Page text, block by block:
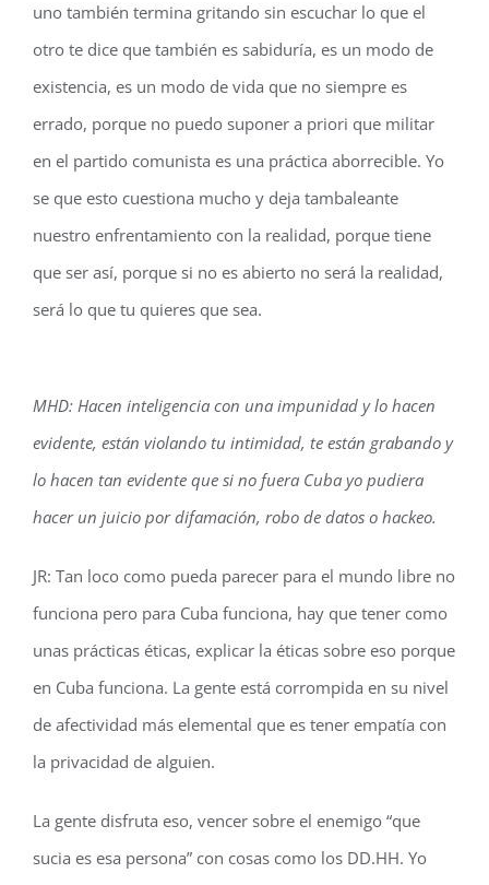
uno también termina gritando sin escuchar lo que el
otro te dice que también es sabiduría, es un modo de
existencia, es un modo de vida que no siempre es
errado, porque no puedo suponer a priori que militar
en el partido comunista es una práctica aborrecible. Yo
se que esto cuestiona mucho y deja tambaleante
nuestro enfrentamiento con la realidad, porque tiene
que ser así, porque si no es abierto no será la realidad,
será lo que tu quieres que sea.
MHD: Hacen inteligencia con una impunidad y lo hacen
evidente, están violando tu intimidad, te están grabando y
lo hacen tan evidente que si no fuera Cuba yo pudiera
hacer un juicio por difamación, robo de datos o hackeo.
JR: Tan loco como pueda parecer para el mundo libre no
funciona pero para Cuba funciona, hay que tener como
unas prácticas éticas, explicar la éticas sobre eso porque
en Cuba funciona. La gente está corrompida en su nivel
de afectividad más elemental que es tener empatía con
la privacidad de alguien.
La gente disfruta eso, vencer sobre el enemigo “que
sucia es esa persona” con cosas como los DD.HH. Yo